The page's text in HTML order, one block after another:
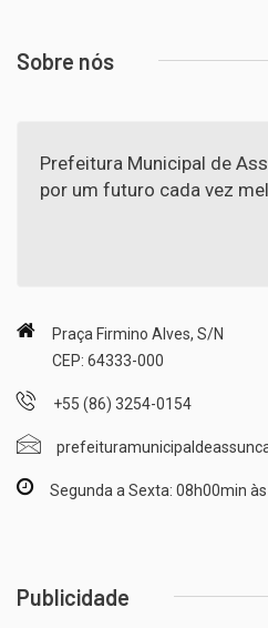
Sobre nós
Prefeitura Municipal de
por um futuro cada vez
Praça Firmino Alves, S/N
CEP: 64333-000
+55 (86) 3254-0154
Segunda a Sexta: 08h00min
Publicidade